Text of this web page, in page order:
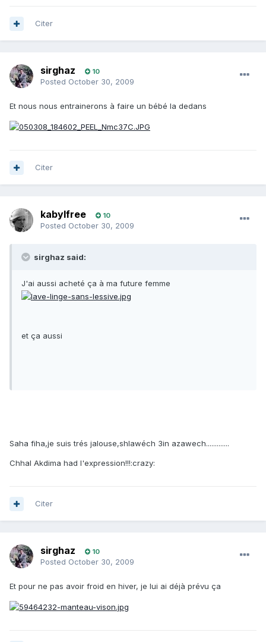
Citer
sirghaz 10
Posted October 30, 2009
Et nous nous entrainerons à faire un bébé la dedans
Citer
kabylfree 10
Posted October 30, 2009
sirghaz said:
J'ai aussi acheté ça à ma future femme
et ça aussi
Saha fiha,je suis trés jalouse,shlawéch 3in azawech.............
Chhal Akdima had l'expression!!!:crazy:
Citer
sirghaz 10
Posted October 30, 2009
Et pour ne pas avoir froid en hiver, je lui ai déjà prévu ça